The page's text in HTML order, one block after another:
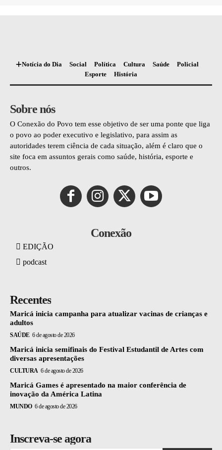
Notícia do Dia Social Política Cultura Saúde
Policial
Esporte
História
Sobre nós
O Conexão do Povo tem esse objetivo de ser uma ponte que liga
o povo ao poder executivo e legislativo, para assim as
autoridades terem ciência de cada situação, além é claro que o
site foca em assuntos gerais como saúde, história, esporte e
outros.
Conexão
EDIÇÃO
podcast
Recentes
Maricá inicia campanha para atualizar vacinas de crianças e
adultos
SAÚDE 6 de agosto de 2026
Maricá inicia semifinais do Festival Estudantil de Artes com
diversas apresentações
CULTURA 6 de agosto de 2026
Maricá Games é apresentado na maior conferência de
inovação da América Latina
MUNDO 6 de agosto de 2026
Inscreva-se agora